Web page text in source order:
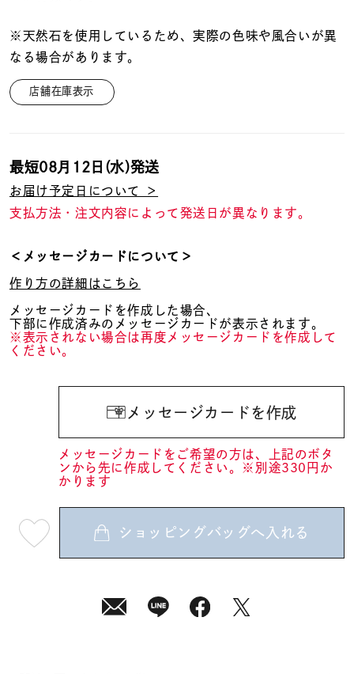
価格 ¥0
在庫
※天然石を使用しているため、実際の色味や風合いが異
なる場合があります。
店舗在庫表示
最短08月12日(水)発送
お届け予定日について ＞
支払方法・注文内容によって発送日が異なります。
＜メッセージカードについて＞
作り方の詳細はこちら
メッセージカードを作成した場合、
下部に作成済みのメッセージカードが表示されます。
※表示されない場合は再度メッセージカードを作成して
ください。
メッセージカードを作成
メッセージカードをご希望の方は、上記のボタ
ンから先に作成してください。※別途330円か
かります
08
ショッピングバッグへ入れる